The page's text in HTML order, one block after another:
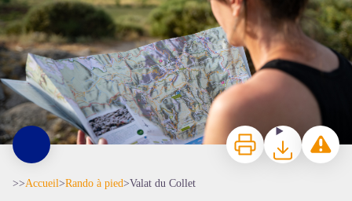
ImprimerTéléchargerSignaler
>>Accueil>Rando à pied>Valat du Collet